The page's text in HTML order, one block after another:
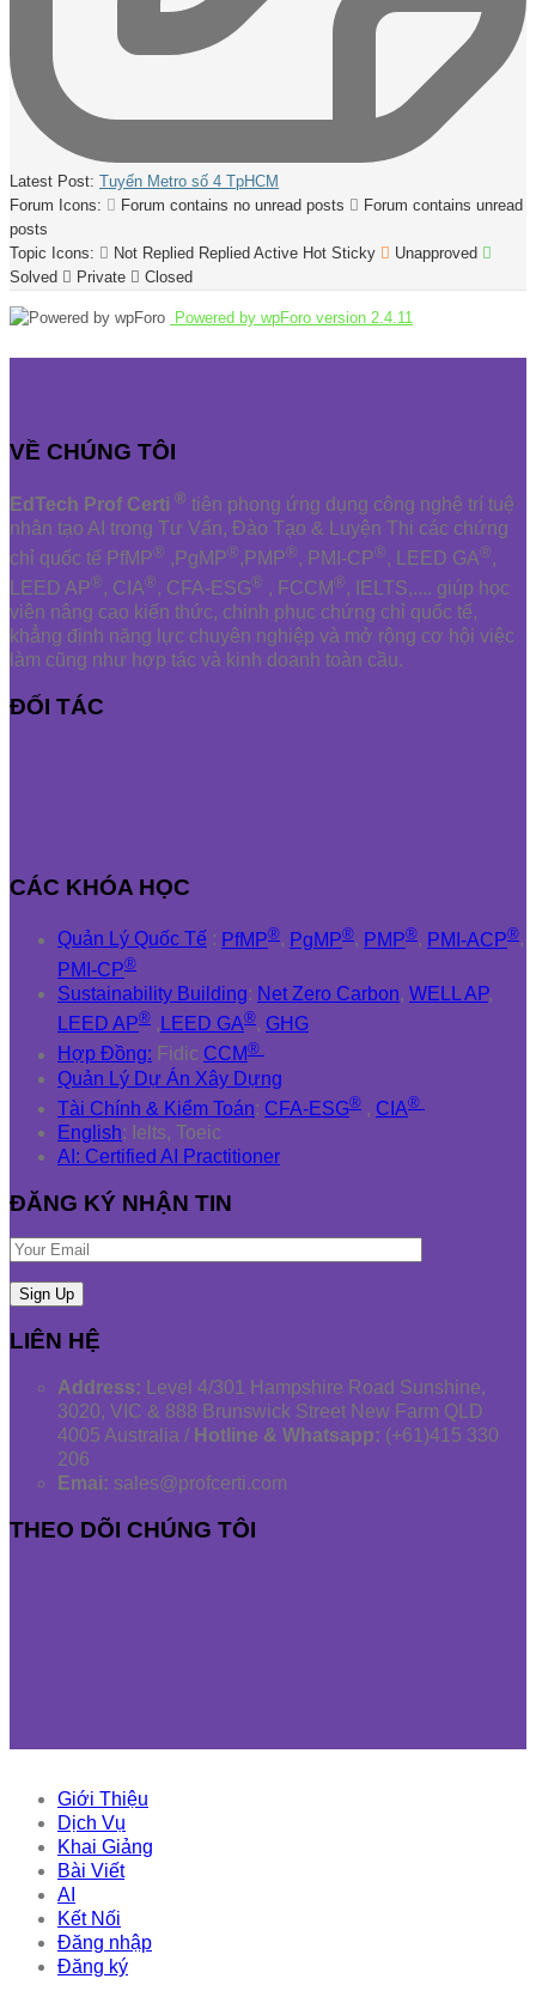
Latest Post: Tuyến Metro số 4 TpHCM
Forum Icons:
Forum contains no unread posts
Forum contains unread
posts
Topic Icons:
Not Replied Replied Active Hot Sticky
Unapproved
Solved
Private Closed
Powered by wpForo version 2.4.11
VỀ CHÚNG TÔI
EdTech Prof Certi ® tiên phong ứng dụng công nghệ trí tuệ
nhân tạo AI trong Tư Vấn, Đào Tạo & Luyện Thi các chứng
chỉ quốc tế PfMP® ,PgMP®,PMP®, PMI-CP®, LEED GA®,
LEED AP®, CIA®, CFA-ESG® , FCCM®, IELTS,.... giúp học
viên nâng cao kiến thức, chinh phục chứng chỉ quốc tế,
khẳng định năng lực chuyên nghiệp và mở rộng cơ hội việc
làm cũng như hợp tác và kinh doanh toàn cầu.
ĐỐI TÁC
CÁC KHÓA HỌC
Quản Lý Quốc Tế : PfMP®, PgMP®, PMP®, PMI-ACP®,
PMI-CP®
Sustainability Building: Net Zero Carbon, WELL AP,
LEED AP® , LEED GA®, GHG
Hợp Đồng: Fidic CCM®
Quản Lý Dự Án Xây Dựng
Tài Chính & Kiểm Toán: CFA-ESG® , CIA®
English: Ielts, Toeic
AI: Certified AI Practitioner
ĐĂNG KÝ NHẬN TIN
LIÊN HỆ
Address: Level 4/301 Hampshire Road Sunshine,
3020, VIC & 888 Brunswick Street New Farm QLD
4005 Australia / Hotline & Whatsapp: (+61)415 330
206
Emai: sales@profcerti.com
THEO DÕI CHÚNG TÔI
Giới Thiệu
Dịch Vụ
Khai Giảng
Bài Viết
AI
Kết Nối
Đăng nhập
Đăng ký